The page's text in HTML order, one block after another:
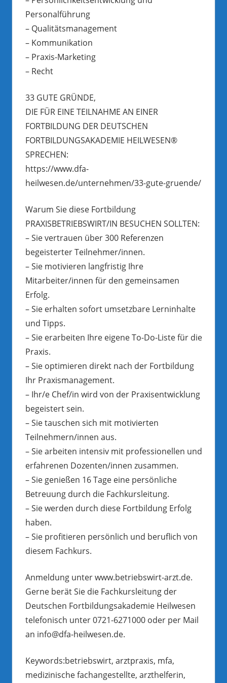
Personalführung
– Qualitätsmanagement
– Kommunikation
– Praxis-Marketing
– Recht
33 GUTE GRÜNDE,
DIE FÜR EINE TEILNAHME AN EINER
FORTBILDUNG DER DEUTSCHEN
FORTBILDUNGSAKADEMIE HEILWESEN®
SPRECHEN:
https://www.dfa-
heilwesen.de/unternehmen/33-gute-gruende/
Warum Sie diese Fortbildung
PRAXISBETRIEBSWIRT/IN BESUCHEN SOLLTEN:
– Sie vertrauen über 300 Referenzen
begeisterter Teilnehmer/innen.
– Sie motivieren langfristig Ihre
Mitarbeiter/innen für den gemeinsamen
Erfolg.
– Sie erhalten sofort umsetzbare Lerninhalte
und Tipps.
– Sie erarbeiten Ihre eigene To-Do-Liste für die
Praxis.
– Sie optimieren direkt nach der Fortbildung
Ihr Praxismanagement.
– Ihr/e Chef/in wird von der Praxisentwicklung
begeistert sein.
– Sie tauschen sich mit motivierten
Teilnehmern/innen aus.
– Sie arbeiten intensiv mit professionellen und
erfahrenen Dozenten/innen zusammen.
– Sie genießen 16 Tage eine persönliche
Betreuung durch die Fachkursleitung.
– Sie werden durch diese Fortbildung Erfolg
haben.
– Sie profitieren persönlich und beruflich von
diesem Fachkurs.
Anmeldung unter www.betriebswirt-arzt.de.
Gerne berät Sie die Fachkursleitung der
Deutschen Fortbildungsakademie Heilwesen
telefonisch unter 0721-6271000 oder per Mail
an info@dfa-heilwesen.de.
Keywords:betriebswirt, arztpraxis, mfa,
medizinische fachangestellte, arzthelferin,